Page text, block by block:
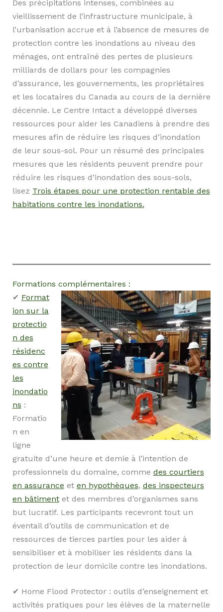
Des précipitations intenses, combinées au
vieillissement de l’infrastructure municipale, à
l’urbanisation accrue et à l’absence de mesures de
protection contre les inondations au niveau des
ménages, ont entraîné des pertes de plusieurs
milliards de dollars pour les compagnies
d’assurance, les gouvernements, les propriétaires
et les locataires du Canada au cours de la dernière
décennie. Le Centre Intact a développé diverses
ressources pour aider les Canadiens à prendre des
mesures afin de réduire les risques d’inondation
de leur sous-sol. Pour un résumé des principales
mesures que les résidents peuvent prendre pour
réduire les risques d’inondation des sous-sols,
lisez Trois étapes pour une protection rentable des
habitations contre les inondations.
Formations complémentaires :
✔ Format
ion sur la
protectio
n des
résidenc
es contre
les
inondatio
ns :
Formatio
n en
ligne
gratuite d’une heure et demie à l’intention de
professionnels du domaine, comme des courtiers
en assurance et en hypothèques, des inspecteurs
en bâtimentet des membres d’organismes sans
but lucratif. Les participants recevront tout un
éventail d’outils de communication et de
ressources de tierces parties pour les aider à
sensibiliser et à mobiliser les résidents dans la
protection de leur domicile contre les inondations.
✔ Home Flood Protector : outils d’enseignement et
activités pratiques pour les élèves de la maternelle